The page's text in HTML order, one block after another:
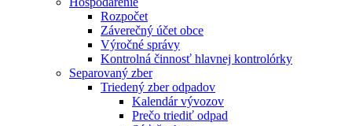
Rozpočet
Záverečný účet obce
Výročné správy
Kontrolná činnosť hlavnej kontrolórky
Separovaný zber
Triedený zber odpadov
Kalendár vývozov
Prečo triediť odpad